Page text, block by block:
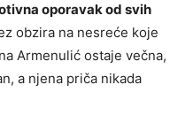
oporavak od svih
obzira na nesreće koje
Armenulić ostaje večna,
a njena priča nikada